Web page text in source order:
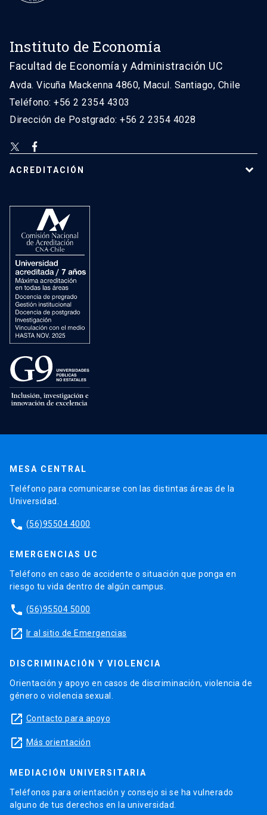
Instituto de Economía
Facultad de Economía y Administración UC
Avda. Vicuña Mackenna 4860, Macul. Santiago, Chile
Teléfono: +56 2 2354 4303
Dirección de Postgrado: +56 2 2354 4028
ACREDITACIÓN
MESA CENTRAL
Teléfono para comunicarse con las distintas áreas de la
Universidad.
phone (56)95504 4000
EMERGENCIAS UC
Teléfono en caso de accidente o situación que ponga en
riesgo tu vida dentro de algún campus.
phone (56)95504 5000
launch Ir al sitio de Emergencias
DISCRIMINACIÓN Y VIOLENCIA
Orientación y apoyo en casos de discriminación, violencia de
género o violencia sexual.
launch Contacto para apoyo
launch Más orientación
MEDIACIÓN UNIVERSITARIA
Teléfonos para orientación y consejo si se ha vulnerado
alguno de tus derechos en la universidad.